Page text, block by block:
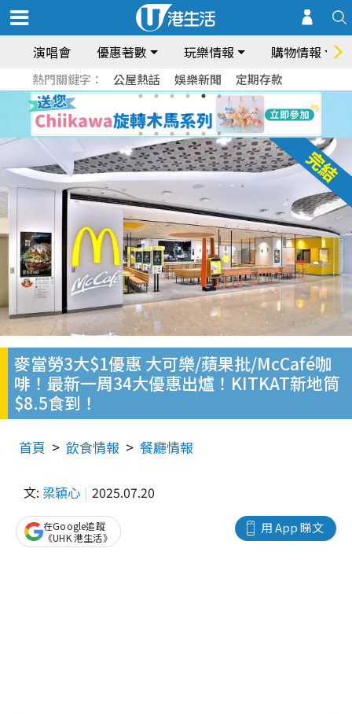
演唱會 優惠著數 玩樂情報 購物情報
熱門關鍵字： 公屋熱話 娛樂新聞 定期存款
麥當勞3大$1優惠 大可樂/蘋果批/McCafé咖
啡！最新一周34大優惠出爐！KITKAT新地筒
$8.5食到！
首頁 飲食情報 餐廳情報
文: 梁穎心 2025.07.20
用 App 睇文
在Google追蹤
《UHK 港生活》